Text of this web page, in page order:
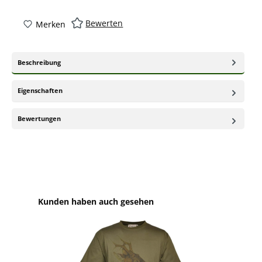
Merken Bewerten
Beschreibung
Eigenschaften
Bewertungen
Produktgalerie überspringen
Kunden haben auch gesehen